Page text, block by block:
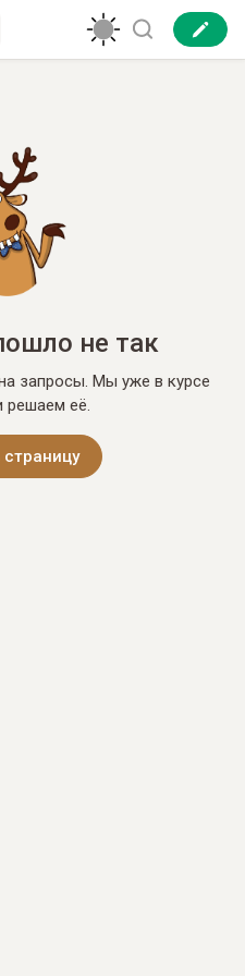
не так
запросы. Мы уже в курсе
решаем её.